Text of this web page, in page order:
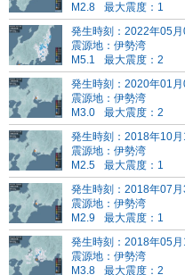
M2.8
最大震度：1
発生時刻：2022年05
震源地：伊勢湾
M5.1
最大震度：2
発生時刻：2020年01
震源地：伊勢湾
M3.0
最大震度：2
発生時刻：2018年10
震源地：伊勢湾
M2.5
最大震度：1
発生時刻：2018年07
震源地：伊勢湾
M2.9
最大震度：1
発生時刻：2018年05
震源地：伊勢湾
M3.8
最大震度：2